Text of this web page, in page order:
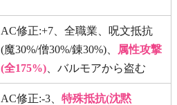
AC修正:+7、全職業、呪文抵抗
(魔30%/僧30%/錬30%)、
属性攻撃
(全175%) 、バルモアから盗む
AC修正:-3、 特殊抵抗(沈黙